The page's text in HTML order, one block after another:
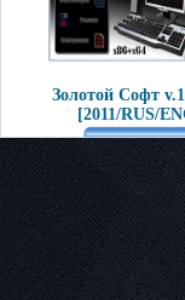
Золотой Софт
[2011/RUS/